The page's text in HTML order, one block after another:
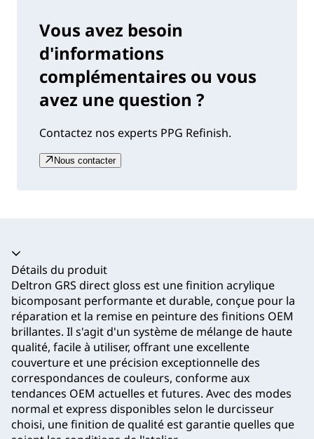
Vous avez besoin
d'informations
complémentaires ou vous
avez une question ?
Contactez nos experts PPG Refinish.
Nous contacter
Accordéon fermé
Détails du produit
Deltron GRS direct gloss est une finition acrylique
bicomposant performante et durable, conçue pour la
réparation et la remise en peinture des finitions OEM
brillantes. Il s'agit d'un système de mélange de haute
qualité, facile à utiliser, offrant une excellente
couverture et une précision exceptionnelle des
correspondances de couleurs, conforme aux
tendances OEM actuelles et futures. Avec des modes
normal et express disponibles selon le durcisseur
choisi, une finition de qualité est garantie quelles que